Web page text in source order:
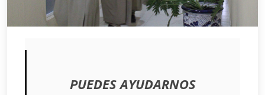
PUEDES AYUDARNOS